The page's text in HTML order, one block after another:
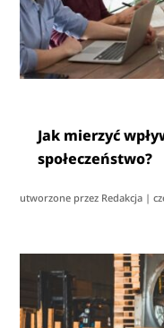
Jak mierzyć
społeczeństwo?
utworzone przez Redakcja |